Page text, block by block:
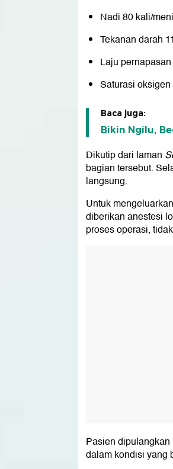
Nadi 80 kali/
Tekanan darah
Laju
Saturasi
Baca juga:
Bikin Ngilu,
Dikutip dari laman
bagian tersebut.
langsung.
Untuk
diberikan anestesi
proses operasi,
Pasien
dalam kondisi yang